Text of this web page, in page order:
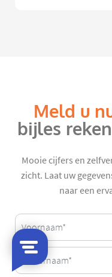
Meld u
bijles
Mooie cijfers en
zicht. Laat uw
naar een